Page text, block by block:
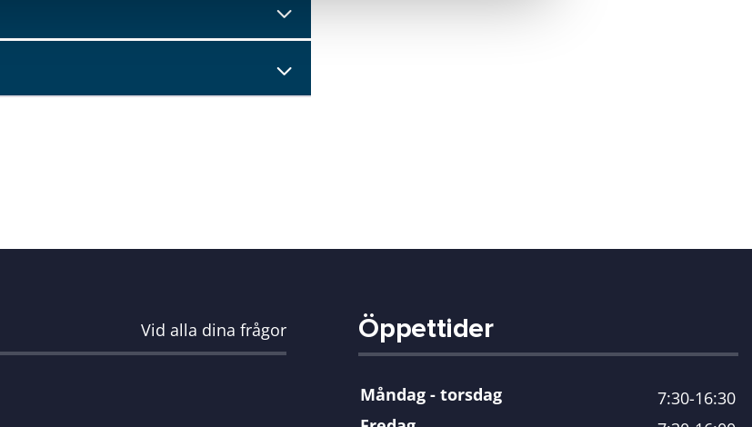
Vid alla dina frågor Öppettider
Måndag - torsdag
7:30-16:30